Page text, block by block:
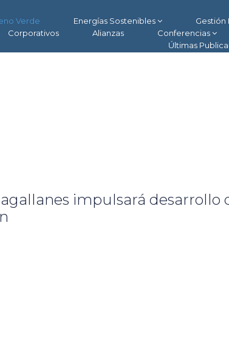
Verde Energías Sostenibles Gestión
Corporativos Alianzas Conferencias
Últimas
impulsará desarrollo